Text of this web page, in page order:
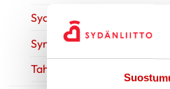
Sydänsairauksien
Synnynnäiset sydänviat
Tahdistinhoito